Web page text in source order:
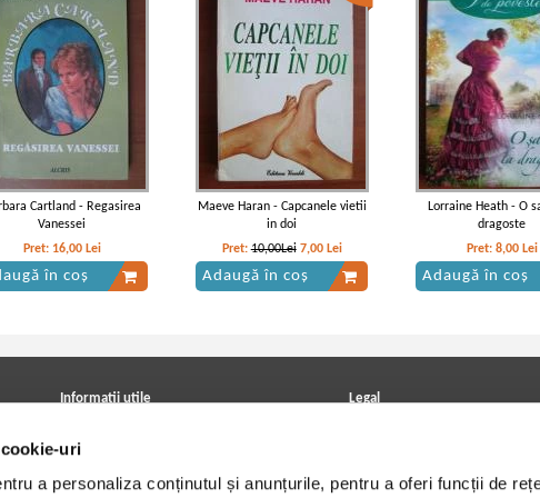
uri
a personaliza conținutul și anunțurile, pentru a oferi funcții de
Cartland - Regasirea
Vanessei
Pret: 16,00 Lei
în coș
Maeve Haran - Capcanele vietii
in doi
Pret:10,00Lei 7,00 Lei
Adaugă în coș
Lorraine Heath - O
dragoste
Pret: 8,00 Lei
Adaugă în coș
Informatii utile
Achizitii viniluri, casete, CD/DVD
Cum cumpar?
Legal
Termeni si conditii